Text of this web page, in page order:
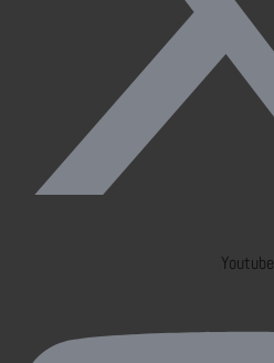
Youtube